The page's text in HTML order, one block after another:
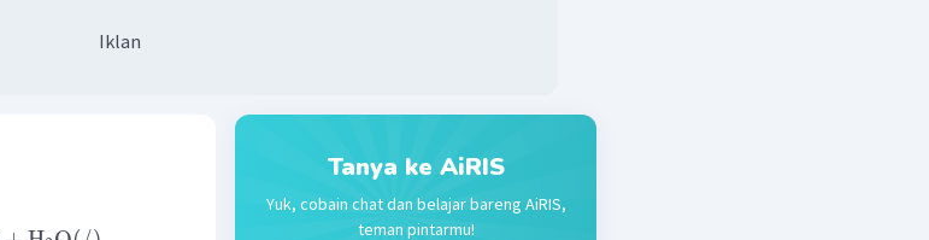
Iklan
Tanya ke AiRIS
Yuk, cobain chat dan belajar bareng AiRIS,
teman pintarmu!